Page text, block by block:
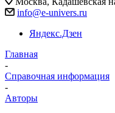
info@e-univers.ru
Яндекс.Дзен
Главная
-
Справочная информация
-
Авторы